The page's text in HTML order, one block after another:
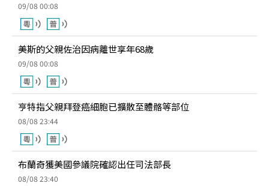
09/08 00:08
美斯的父親佐治因病離世享年68歲
09/08 00:08
亨特指父親拜登癌細胞已擴散至體骼等部位
08/08 23:44
布蘭奇獲美國參議院確認出任司法部長
08/08 23:40